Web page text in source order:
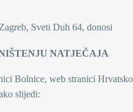
Sveti Duh 64, donosi
NATJEČAJA
Bolnice, web stranici
slijedi: